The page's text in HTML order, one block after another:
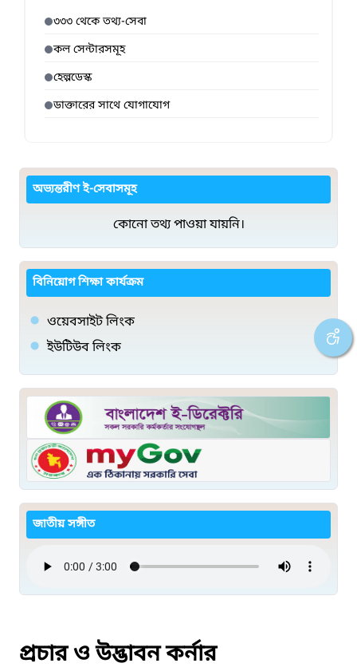
৩৩৩ থেকে তথ্য-সেবা
কল সেন্টারসমূহ
হেল্পডেস্ক
ডাক্তারের সাথে যোগাযোগ
অভ্যন্তরীণ ই-সেবাসমূহ
কোনো তথ্য পাওয়া যায়নি।
বিনিয়োগ শিক্ষা কার্যক্রম
ওয়েবসাইট লিংক
ইউটিউব লিংক
জাতীয় সঙ্গীত
প্রচার ও উদ্ভাবন কর্নার